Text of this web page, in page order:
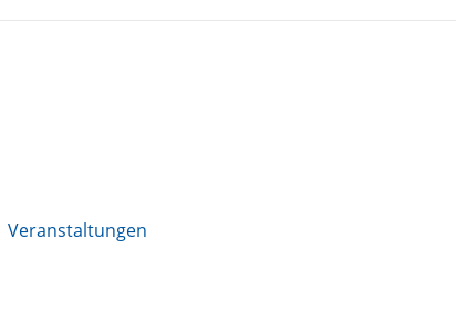
Veranstaltungen